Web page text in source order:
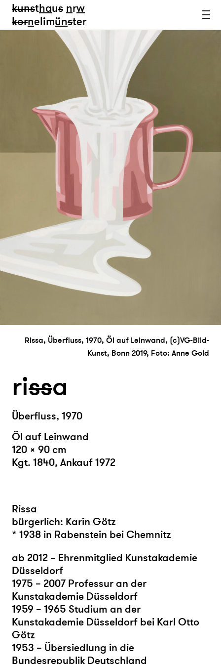
kunsthaus nrw
kornelimünster
Rissa, Überfluss, 1970, Öl auf Leinwand, (c)VG-Bild-
Kunst, Bonn 2019, Foto: Anne Gold
rissa
Überfluss, 1970
Öl auf Leinwand
120 × 90 cm
Kgt. 1840, Ankauf 1972
Rissa
bürgerlich: Karin Götz
* 1938 in Rabenstein bei Chemnitz
ab 2012 – Ehrenmitglied Kunstakademie
Düsseldorf
1975 – 2007 Professur an der
Kunstakademie Düsseldorf
1959 – 1965 Studium an der
Kunstakademie Düsseldorf bei Karl Otto
Götz
1953 – Übersiedlung in die
Bundesrepublik Deutschland